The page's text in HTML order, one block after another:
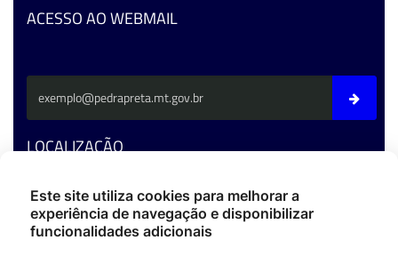
ACESSO AO WEBMAIL
LOCALIZAÇÃO
Av. Fernando C. Da Costa - CEP: 78795-000 - Pedra Preta/MT
Fone: (66) 3486-4400
ouvidoria@pedrapreta.mt.gov.br
Este site utiliza cookies para melhorar a
experiência de navegação e disponibilizar
funcionalidades adicionais